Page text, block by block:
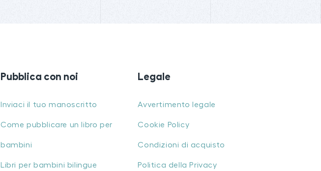
Pubblica con noi
Inviaci il tuo manoscritto
Come pubblicare un libro per
bambini
Libri per bambini bilingue
Legale
Avvertimento legale
Cookie Policy
Condizioni di acquisto
Politica della Privacy